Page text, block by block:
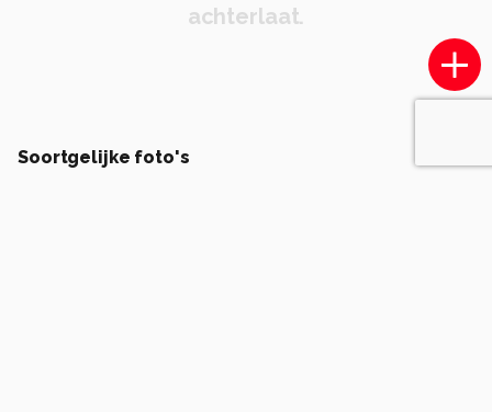
achterlaat.
Soortgelijke foto's